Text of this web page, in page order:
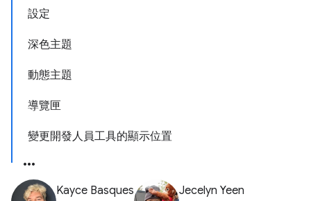
設定
深色主題
動態主題
導覽匣
變更開發人員工具的顯示位置
Kayce Basques Jecelyn Yeen